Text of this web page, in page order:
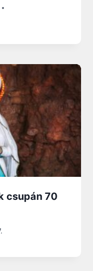
csupán 70